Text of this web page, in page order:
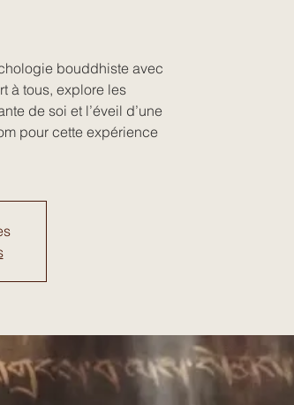
bouddhiste avec
à tous, explore les
de soi et l’éveil d’une
pour cette expérience